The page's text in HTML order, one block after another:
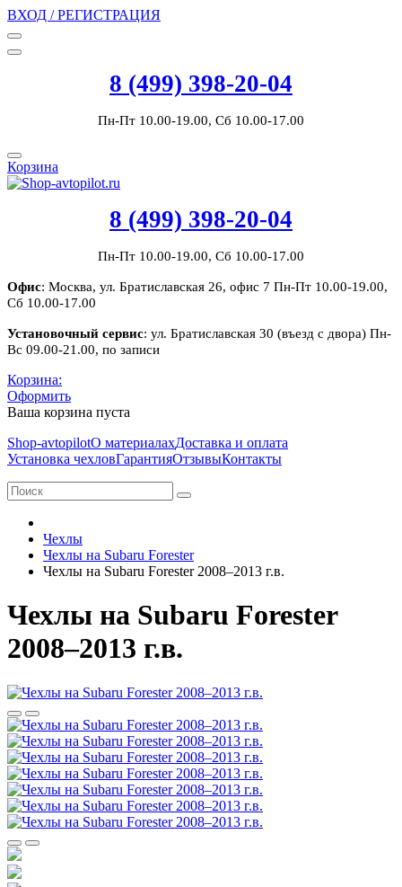
ВХОД / РЕГИСТРАЦИЯ
8 (499) 398-20-04
Пн-Пт 10.00-19.00, Сб 10.00-17.00
Корзина
8 (499) 398-20-04
Пн-Пт 10.00-19.00, Сб 10.00-17.00
Офис: Москва, ул. Братиславская 26, офис 7 Пн-Пт 10.00-19.00,
Сб 10.00-17.00
Установочный сервис: ул. Братиславская 30 (въезд с двора) Пн-
Вс 09.00-21.00, по записи
Корзина:
Оформить
Ваша корзина пуста
Shop-avtopilotО материалахДоставка и оплата
Установка чехловГарантияОтзывыКонтакты
Чехлы
Чехлы на Subaru Forester
Чехлы на Subaru Forester 2008–2013 г.в.
Чехлы на Subaru Forester
2008–2013 г.в.